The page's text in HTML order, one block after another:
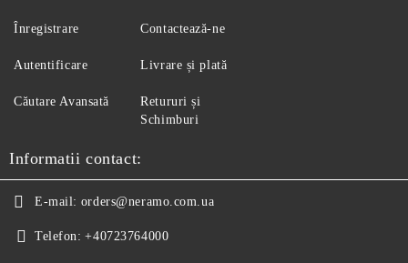
Înregistrare
Autentificare
Căutare Avansată
Contactează-ne
Livrare și plată
Retururi și
Schimburi
Informatii contact:
E-mail: orders@neramo.com.ua
Telefon: +40723764000